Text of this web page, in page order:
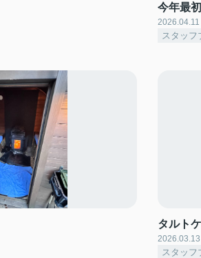
今年最
2026.04.11
スタッフ
タルト
2026.03.13
スタッフ